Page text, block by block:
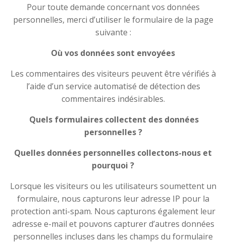
Pour toute demande concernant vos données
personnelles, merci d’utiliser le formulaire de la page
suivante :
Où vos données sont envoyées
Les commentaires des visiteurs peuvent être vérifiés à
l’aide d’un service automatisé de détection des
commentaires indésirables.
Quels formulaires collectent des données
personnelles ?
Quelles données personnelles collectons-nous et
pourquoi ?
Lorsque les visiteurs ou les utilisateurs soumettent un
formulaire, nous capturons leur adresse IP pour la
protection anti-spam. Nous capturons également leur
adresse e-mail et pouvons capturer d’autres données
personnelles incluses dans les champs du formulaire